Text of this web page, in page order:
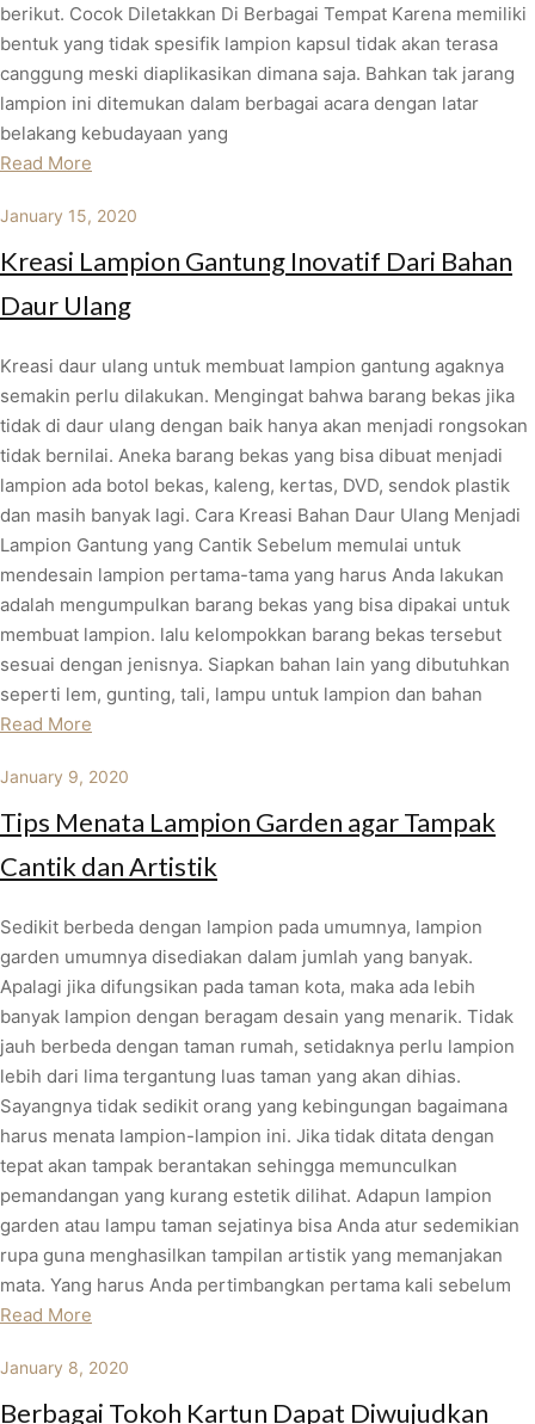
berikut. Cocok Diletakkan Di Berbagai Tempat Karena memiliki
bentuk yang tidak spesifik lampion kapsul tidak akan terasa
canggung meski diaplikasikan dimana saja. Bahkan tak jarang
lampion ini ditemukan dalam berbagai acara dengan latar
belakang kebudayaan yang
Read More
January 15, 2020
Kreasi Lampion Gantung Inovatif Dari Bahan
Daur Ulang
Kreasi daur ulang untuk membuat lampion gantung agaknya
semakin perlu dilakukan. Mengingat bahwa barang bekas jika
tidak di daur ulang dengan baik hanya akan menjadi rongsokan
tidak bernilai. Aneka barang bekas yang bisa dibuat menjadi
lampion ada botol bekas, kaleng, kertas, DVD, sendok plastik
dan masih banyak lagi. Cara Kreasi Bahan Daur Ulang Menjadi
Lampion Gantung yang Cantik Sebelum memulai untuk
mendesain lampion pertama-tama yang harus Anda lakukan
adalah mengumpulkan barang bekas yang bisa dipakai untuk
membuat lampion. lalu kelompokkan barang bekas tersebut
sesuai dengan jenisnya. Siapkan bahan lain yang dibutuhkan
seperti lem, gunting, tali, lampu untuk lampion dan bahan
Read More
January 9, 2020
Tips Menata Lampion Garden agar Tampak
Cantik dan Artistik
Sedikit berbeda dengan lampion pada umumnya, lampion
garden umumnya disediakan dalam jumlah yang banyak.
Apalagi jika difungsikan pada taman kota, maka ada lebih
banyak lampion dengan beragam desain yang menarik. Tidak
jauh berbeda dengan taman rumah, setidaknya perlu lampion
lebih dari lima tergantung luas taman yang akan dihias.
Sayangnya tidak sedikit orang yang kebingungan bagaimana
harus menata lampion-lampion ini. Jika tidak ditata dengan
tepat akan tampak berantakan sehingga memunculkan
pemandangan yang kurang estetik dilihat. Adapun lampion
garden atau lampu taman sejatinya bisa Anda atur sedemikian
rupa guna menghasilkan tampilan artistik yang memanjakan
mata. Yang harus Anda pertimbangkan pertama kali sebelum
Read More
January 8, 2020
Berbagai Tokoh Kartun Dapat Diwujudkan